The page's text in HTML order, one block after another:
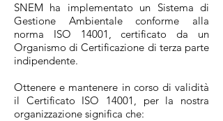
SNEM ha implementato un Sistema di
Gestione Ambientale conforme alla
norma ISO 14001, certificato da un
Organismo di Certificazione di terza parte
indipendente.
Ottenere e mantenere in corso di validità
il Certificato ISO 14001, per la nostra
organizzazione significa che: